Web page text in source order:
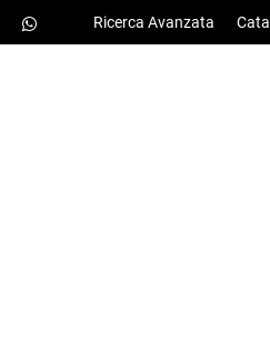
Ricerca Avanzata